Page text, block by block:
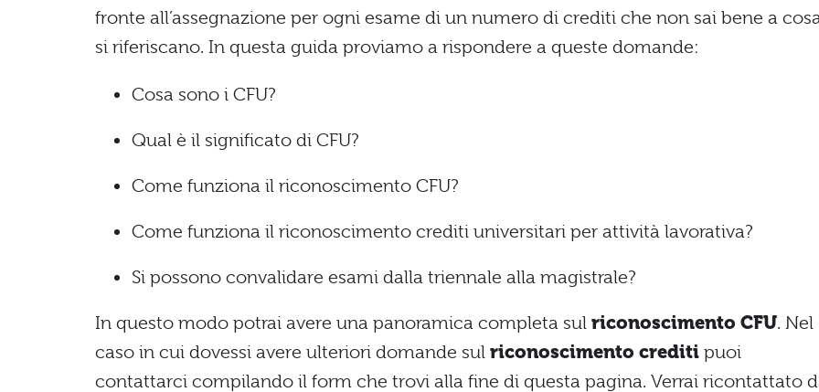
fronte all’assegnazione per ogni esame di un numero di crediti che non sai bene a
si riferiscano. In questa guida proviamo a rispondere a queste domande:
Cosa sono i CFU?
Qual è il significato di CFU?
Come funziona il riconoscimento CFU?
Come funziona il riconoscimento crediti universitari per attività lavorativa?
Si possono convalidare esami dalla triennale alla magistrale?
In questo modo potrai avere una panoramica completa sul riconoscimento CFU. Nel
caso in cui dovessi avere ulteriori domande sul riconoscimento crediti puoi
contattarci compilando il form che trovi alla fine di questa pagina. Verrai ricontattato